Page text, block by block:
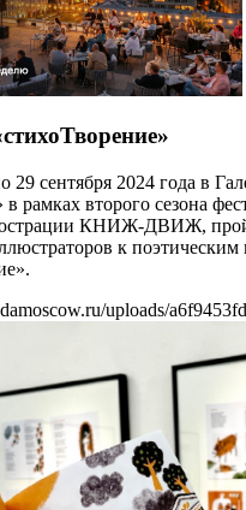
29 сентября 2024 года в
в рамках второго сезона
КНИЖ-ДВИЖ,
к поэтическим
uploads/